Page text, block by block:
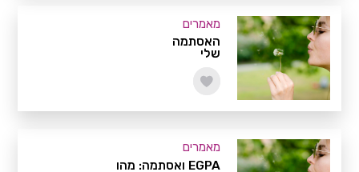
מאמרים
האסתמה
שלי
מאמרים
EGPA ואסתמה: מהו